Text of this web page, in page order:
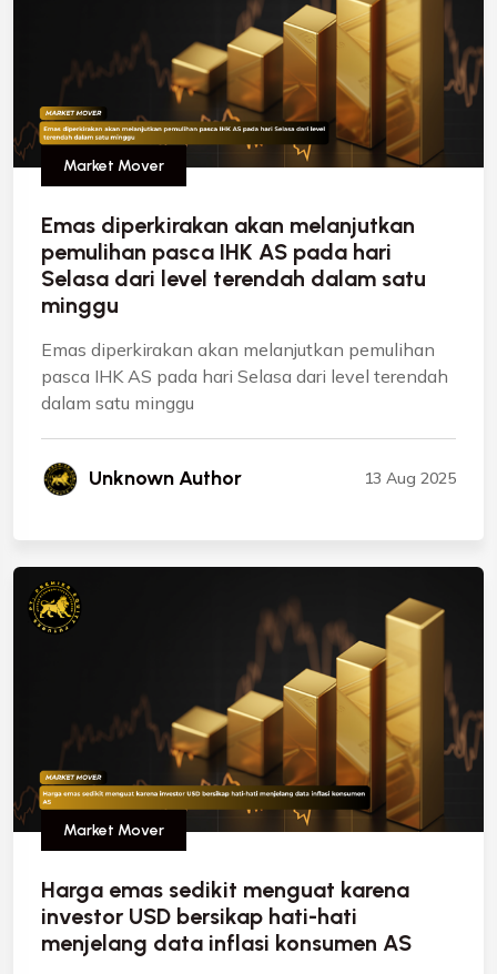
Market Mover
Emas diperkirakan akan melanjutkan
pemulihan pasca IHK AS pada hari
Selasa dari level terendah dalam satu
minggu
Emas diperkirakan akan melanjutkan pemulihan
pasca IHK AS pada hari Selasa dari level terendah
dalam satu minggu
Unknown Author 13 Aug 2025
Market Mover
Harga emas sedikit menguat karena
investor USD bersikap hati-hati
menjelang data inflasi konsumen AS